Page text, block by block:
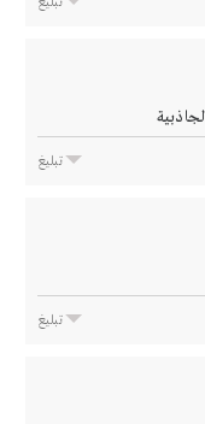
تبليغ
تبليغ